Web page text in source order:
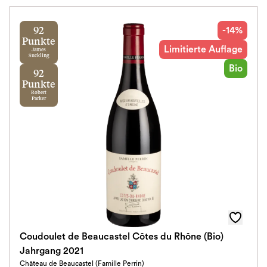
92
Punkte
James
Suckling
92
Punkte
Robert
Parker
-14%
Limitierte Auflage
Bio
Coudoulet de Beaucastel Côtes du Rhône (Bio)
Jahrgang 2021
Château de Beaucastel (Famille Perrin)